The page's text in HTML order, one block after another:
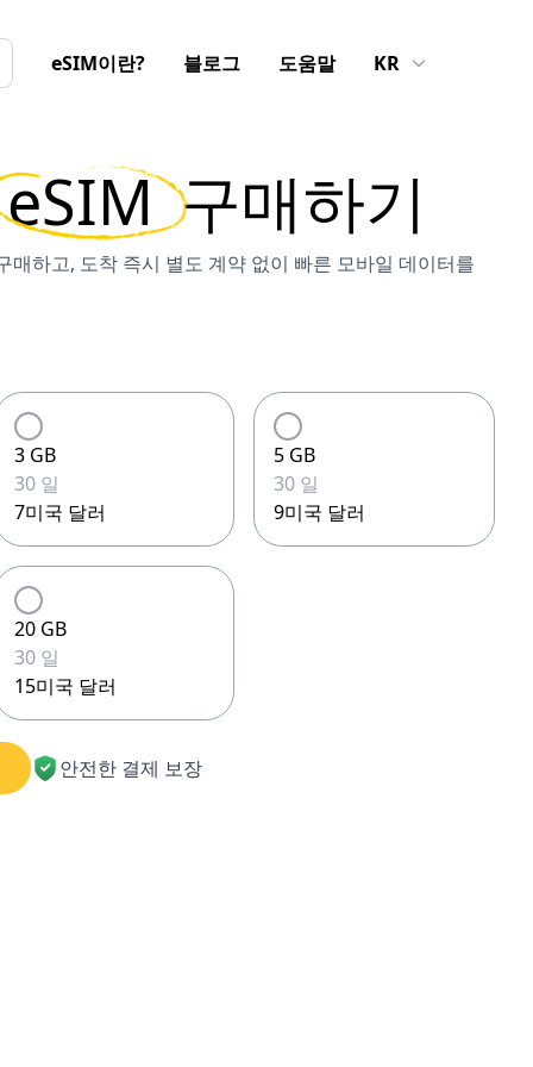
eSIM이란? 블로그 도움말 KR
eSIM 구매하기
하고, 도착 즉시 별도 계약 없이 빠른 모바일 데이터를
3 GB
30 일
7미국 달러
5 GB
30 일
9미국 달러
20 GB
30 일
15미국 달러
안전한 결제 보장